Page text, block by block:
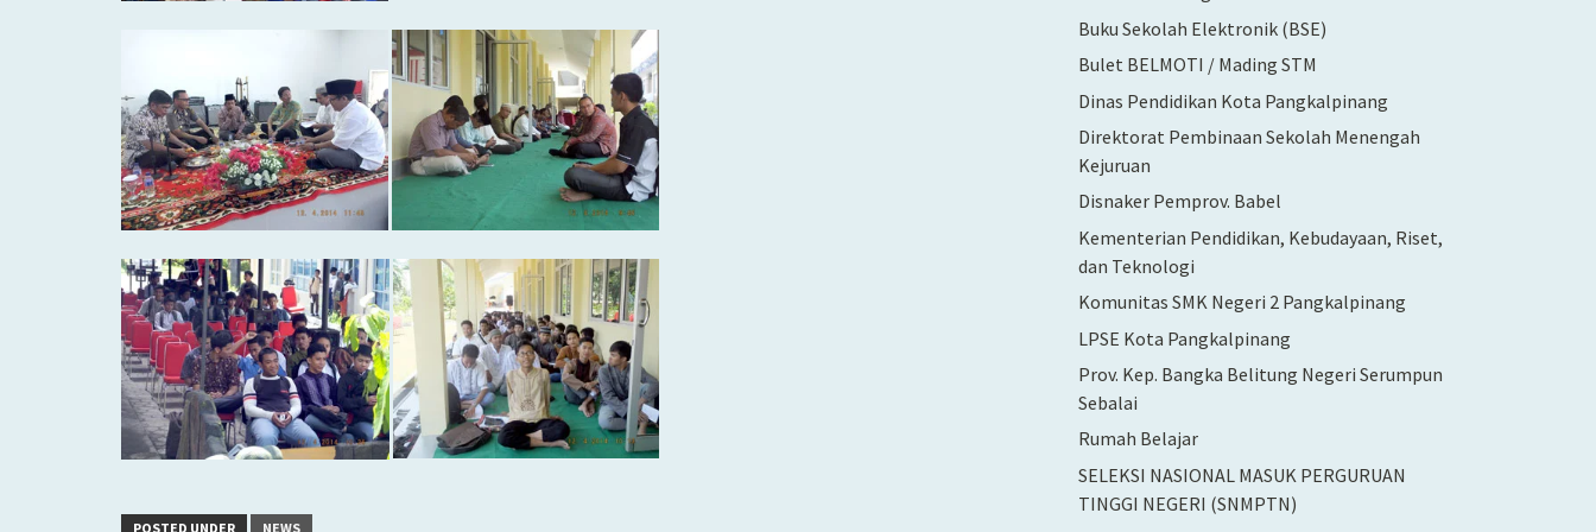
POSTED UNDER NEWS
Buku Sekolah Elektronik (BSE)
Bulet BELMOTI / Mading STM
Dinas Pendidikan Kota Pangkalpinang
Direktorat Pembinaan Sekolah Menengah
Kejuruan
Disnaker Pemprov. Babel
Kementerian Pendidikan, Kebudayaan, Riset,
dan Teknologi
Komunitas SMK Negeri 2 Pangkalpinang
LPSE Kota Pangkalpinang
Prov. Kep. Bangka Belitung Negeri Serumpun
Sebalai
Rumah Belajar
SELEKSI NASIONAL MASUK PERGURUAN
TINGGI NEGERI (SNMPTN)